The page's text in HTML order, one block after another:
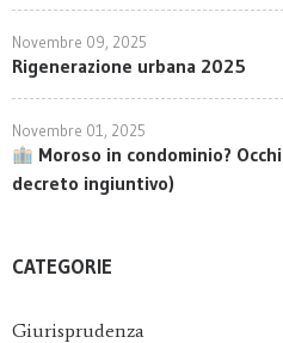
Novembre 09, 2025
Rigenerazione urbana 2025
Novembre 01, 2025
Moroso in condominio?
decreto ingiuntivo)
CATEGORIE
Giurisprudenza